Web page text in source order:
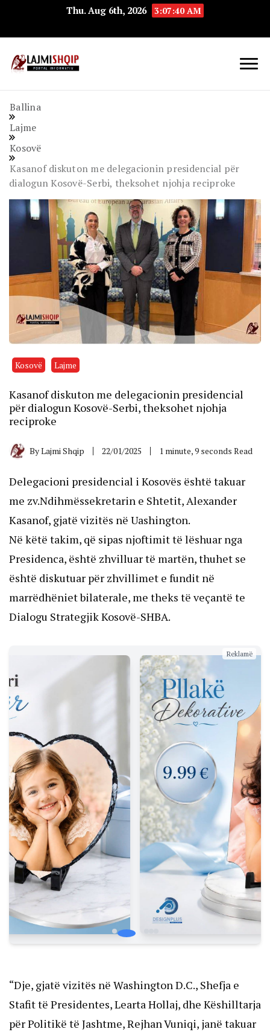
Thu. Aug 6th, 2026 3:07:41 AM
Ballina
Lajme
Kosovë
Kasanof diskuton me delegacionin presidencial për
dialogun Kosovë-Serbi, theksohet njohja reciproke
Kosovë Lajme
Kasanof diskuton me delegacionin presidencial
për dialogun Kosovë-Serbi, theksohet njohja
reciproke
ByLajmi Shqip 22/01/2025 1 minute, 9 seconds Read
Delegacioni presidencial i Kosovës është takuar
me zv.Ndihmëssekretarin e Shtetit, Alexander
Kasanof, gjatë vizitës në Uashington.
Në këtë takim, që sipas njoftimit të lëshuar nga
Presidenca, është zhvilluar të martën, thuhet se
është diskutuar për zhvillimet e fundit në
marrëdhëniet bilaterale, me theks të veçantë te
Dialogu Strategjik Kosovë-SHBA.
Reklamë
“Dje, gjatë vizitës në Washington D.C., Shefja e
Stafit të Presidentes, Learta Hollaj, dhe Këshilltarja
për Politikë të Jashtme, Rejhan Vuniqi, janë takuar